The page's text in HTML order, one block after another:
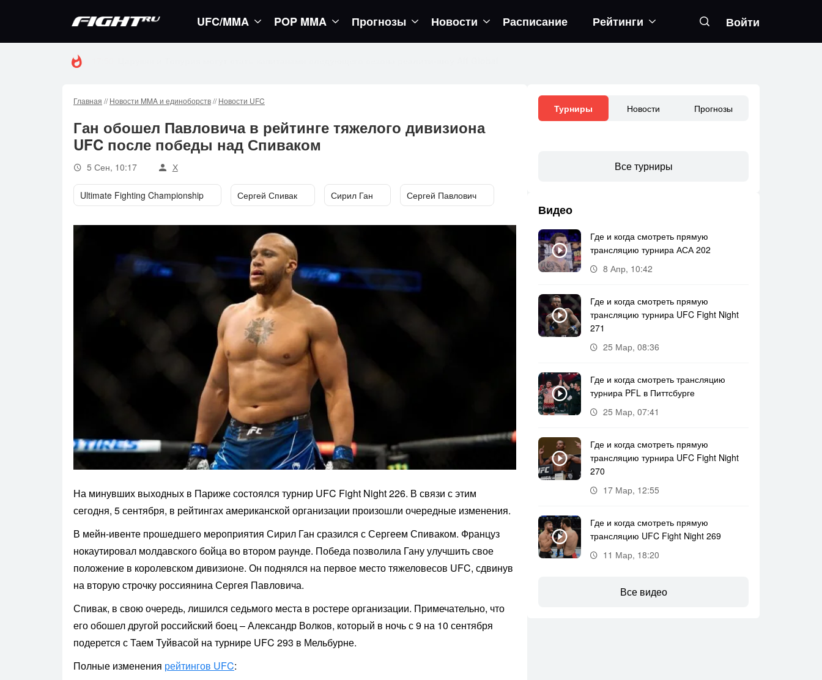
UFC/MMA POP MMA Прогнозы Новости Расписание Рейтинги Войти
Главная //Новости MMA и единоборств//Новости UFC
Ган обошел Павловича в рейтинге тяжелого дивизиона
UFC после победы над Спиваком
5 Сен, 10:17 Х
Ultimate Fighting Championship Сергей Спивак Сирил Ган Сергей Павлович
На минувших выходных в Париже состоялся турнир UFC Fight Night 226. В связи с этим
сегодня, 5 сентября, в рейтингах американской организации произошли очередные изменения.
В мейн-ивенте прошедшего мероприятия Сирил Ган сразился с Сергеем Спиваком. Француз
нокаутировал молдавского бойца во втором раунде. Победа позволила Гану улучшить свое
положение в королевском дивизионе. Он поднялся на первое место тяжеловесов UFC, сдвинув
на вторую строчку россиянина Сергея Павловича.
Спивак, в свою очередь, лишился седьмого места в ростере организации. Примечательно, что
его обошел другой российский боец – Александр Волков, который в ночь с 9 на 10 сентября
подерется с Таем Туйвасой на турнире UFC 293 в Мельбурне.
Полные изменения рейтингов UFC:
Турниры Новости Прогнозы
Все турниры
Видео
Где и когда смотреть прямую
трансляцию турнира АСА 202
8 Апр, 10:42
Где и когда смотреть прямую
трансляцию турнира UFC Fight Night
271
25 Мар, 08:36
Где и когда смотреть трансляцию
турнира PFL в Питтсбурге
25 Мар, 07:41
Где и когда смотреть прямую
трансляцию турнира UFC Fight Night
270
17 Мар, 12:55
Где и когда смотреть прямую
трансляцию UFC Fight Night 269
11 Мар, 18:20
Все видео